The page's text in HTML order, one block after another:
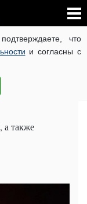
что
и согласны с
КОРОНАВИРУС В
УКРАЇНСЬКОЮ
человек:
а также